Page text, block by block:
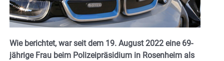
Wie berichtet, war seit dem 19. August 2022 eine 69-
jährige Frau beim Polizeipräsidium in Rosenheim als